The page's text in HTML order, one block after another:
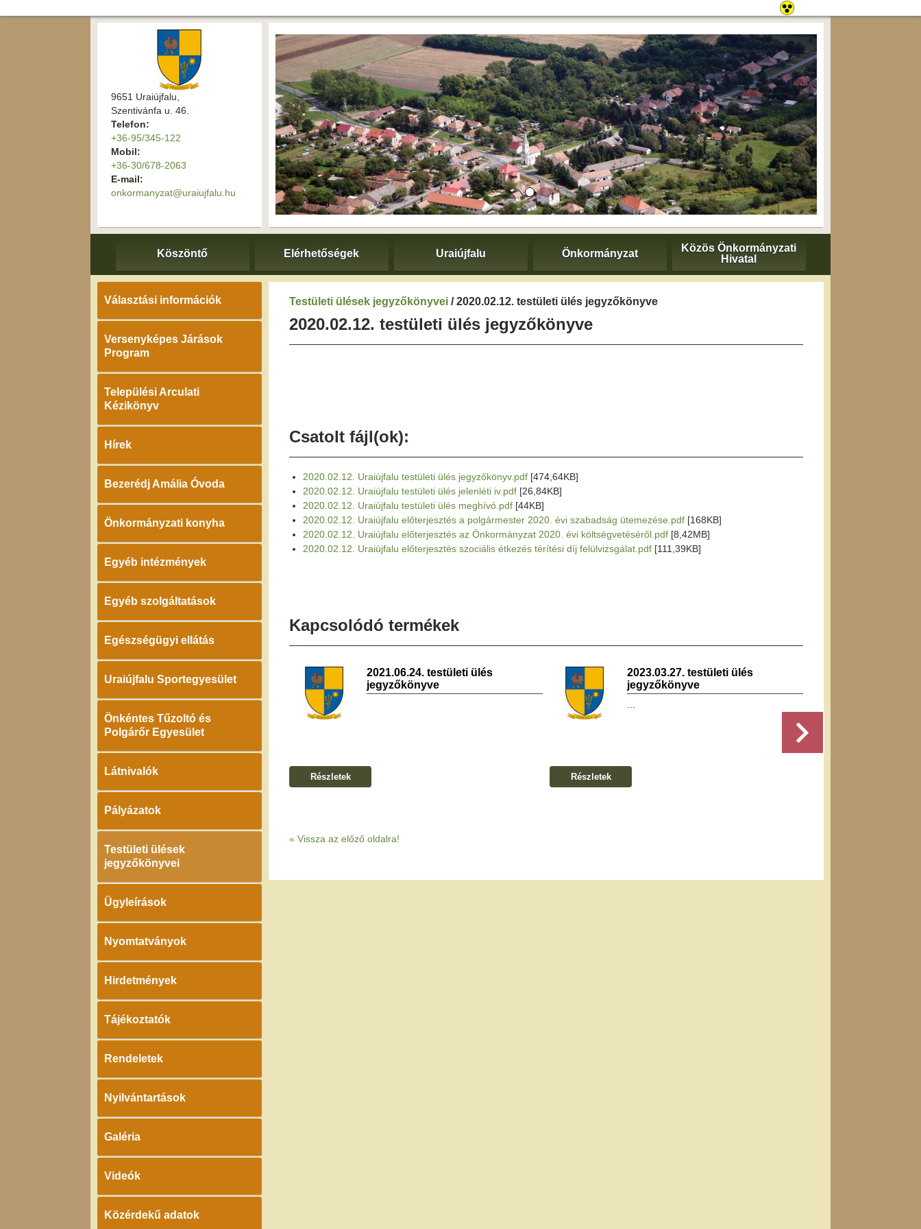
9651 Uraiújfalu,
Szentivánfa u. 46.
Telefon:
+36-95/345-122
Mobil:
+36-30/678-2063
E-mail:
onkormanyzat@uraiujfalu.hu
Köszöntő Elérhetőségek Uraiújfalu Önkormányzat
Közös Önkormányzati
Hivatal
Választási információk
Versenyképes Járások
Program
Települési Arculati
Kézikönyv
Hírek
Bezerédj Amália Óvoda
Önkormányzati konyha
Egyéb intézmények
Egyéb szolgáltatások
Egészségügyi ellátás
Uraiújfalu Sportegyesület
Önkéntes Tűzoltó és
Polgárőr Egyesület
Látnivalók
Pályázatok
Testületi ülések
jegyzőkönyvei
Ügyleírások
Nyomtatványok
Hirdetmények
Tájékoztatók
Rendeletek
Nyilvántartások
Galéria
Videók
Közérdekű adatok
Testületi ülések jegyzőkönyvei / 2020.02.12. testületi ülés jegyzőkönyve
2020.02.12. testületi ülés jegyzőkönyve
Csatolt fájl(ok):
2020.02.12. Uraiújfalu testületi ülés jegyzőkönyv.pdf [474,64KB]
2020.02.12. Uraiújfalu testületi ülés jelenléti iv.pdf [26,84KB]
2020.02.12. Uraiújfalu testületi ülés meghívó.pdf [44KB]
2020.02.12. Uraiújfalu előterjesztés a polgármester 2020. évi szabadság ütemezése.pdf [168KB]
2020.02.12. Uraiújfalu előterjesztés az Önkormányzat 2020. évi költségvetéséről.pdf [8,42MB]
2020.02.12. Uraiújfalu előterjesztés szociális étkezés térítési díj felülvizsgálat.pdf [111,39KB]
Kapcsolódó termékek
2021.06.24. testületi ülés
jegyzőkönyve
Részletek
2023.03.27. testületi ülés
jegyzőkönyve
Részletek
« Vissza az előző oldalra!